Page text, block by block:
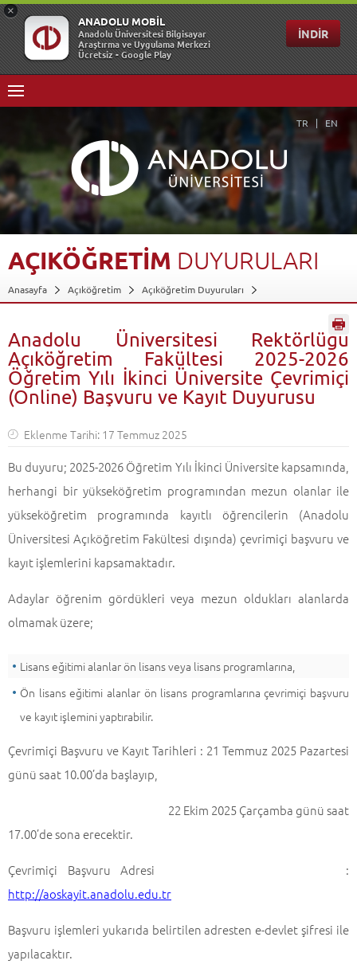
TR EN
AÇIKÖĞRETİM DUYURULARI
Anasayfa Açıköğretim
Açıköğretim Duyuruları
Geri Dön
Anadolu Üniversitesi Rektörlüğü
Açıköğretim Fakültesi 2025-2026
Öğretim Yılı İkinci Üniversite Çevrimiçi
(Online) Başvuru ve Kayıt Duyurusu
Eklenme Tarihi: 17 Temmuz 2025
Bu duyuru; 2025-2026 Öğretim Yılı İkinci Üniversite kapsamında,
herhangi bir yükseköğretim programından mezun olanlar ile
yükseköğretim programında kayıtlı öğrencilerin (Anadolu
Üniversitesi Açıköğretim Fakültesi dışında) çevrimiçi başvuru ve
kayıt işlemlerini kapsamaktadır.
Adaylar öğrenim gördükleri veya mezun oldukları alanlarda
olmamak üzere;
Lisans eğitimi alanlar ön lisans veya lisans programlarına,
Ön lisans eğitimi alanlar ön lisans programlarına çevrimiçi başvuru
ve kayıt işlemini yaptırabilir.
Çevrimiçi Başvuru ve Kayıt Tarihleri : 21 Temmuz 2025 Pazartesi
günü saat 10.00’da başlayıp,
22 Ekim 2025 Çarçamba günü saat
17.00’de sona erecektir.
Çevrimiçi Başvuru Adresi :
http://aoskayit.anadolu.edu.tr
Başvuru işlemleri yukarıda belirtilen adresten e-devlet şifresi ile
yapılacaktır.